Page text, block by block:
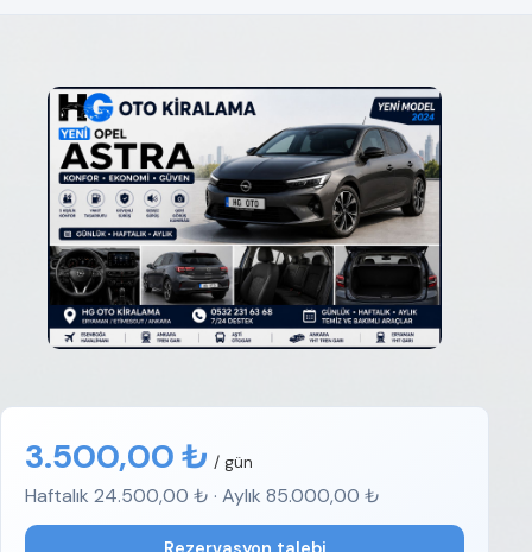
3.500,00 ₺ / gün
Haftalık 24.500,00 ₺ · Aylık 85.000,00 ₺